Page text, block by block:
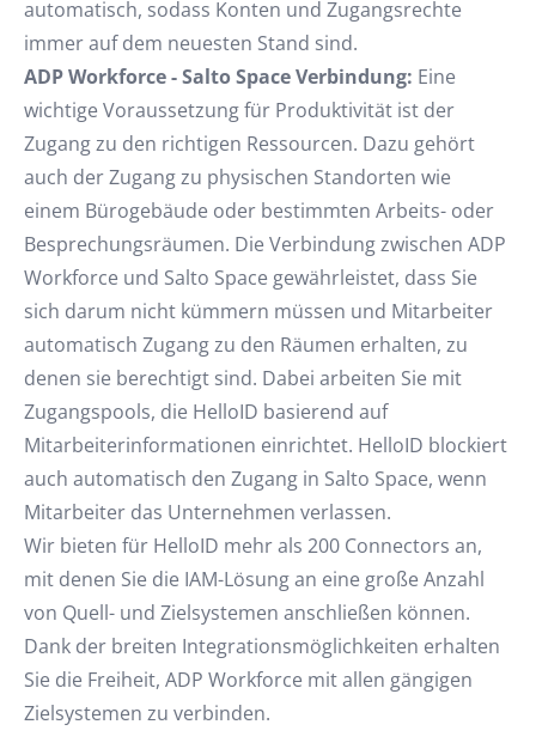
automatisch, sodass Konten und Zugangsrechte
immer auf dem neuesten Stand sind.
ADP Workforce - Salto Space Verbindung: Eine
wichtige Voraussetzung für Produktivität ist der
Zugang zu den richtigen Ressourcen. Dazu gehört
auch der Zugang zu physischen Standorten wie
einem Bürogebäude oder bestimmten Arbeits- oder
Besprechungsräumen. Die Verbindung zwischen ADP
Workforce und Salto Space gewährleistet, dass Sie
sich darum nicht kümmern müssen und Mitarbeiter
automatisch Zugang zu den Räumen erhalten, zu
denen sie berechtigt sind. Dabei arbeiten Sie mit
Zugangspools, die HelloID basierend auf
Mitarbeiterinformationen einrichtet. HelloID blockiert
auch automatisch den Zugang in Salto Space, wenn
Mitarbeiter das Unternehmen verlassen.
Wir bieten für HelloID mehr als 200 Connectors an,
mit denen Sie die IAM-Lösung an eine große Anzahl
von Quell- und Zielsystemen anschließen können.
Dank der breiten Integrationsmöglichkeiten erhalten
Sie die Freiheit, ADP Workforce mit allen gängigen
Zielsystemen zu verbinden.